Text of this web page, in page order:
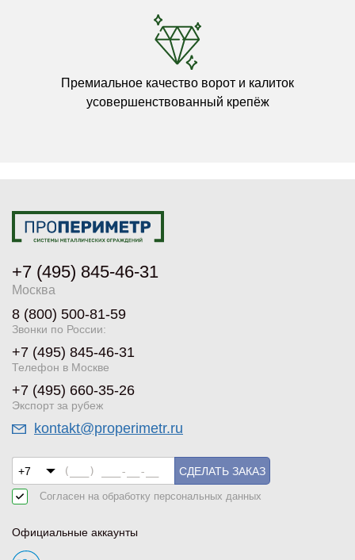
Премиальное качество ворот и калиток
усовершенствованный крепёж
+7 (495) 845-46-31
Москва
8 (800) 500-81-59
Звонки по России:
+7 (495) 845-46-31
Телефон в Москве
+7 (495) 660-35-26
Экспорт за рубеж
kontakt@properimetr.ru
СДЕЛАТЬ ЗАКАЗ
Согласен на обработку персональных данных
Официальные аккаунты